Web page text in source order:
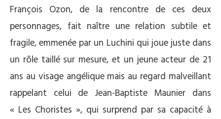
François Ozon, de la rencontre de ces deux
personnages, fait naître une relation subtile et
fragile, emmenée par un Luchini qui joue juste dans
un rôle taillé sur mesure, et un jeune acteur de 21
ans au visage angélique mais au regard malveillant
rappelant celui de Jean-Baptiste Maunier dans
« Les Choristes », qui surprend par sa capacité à